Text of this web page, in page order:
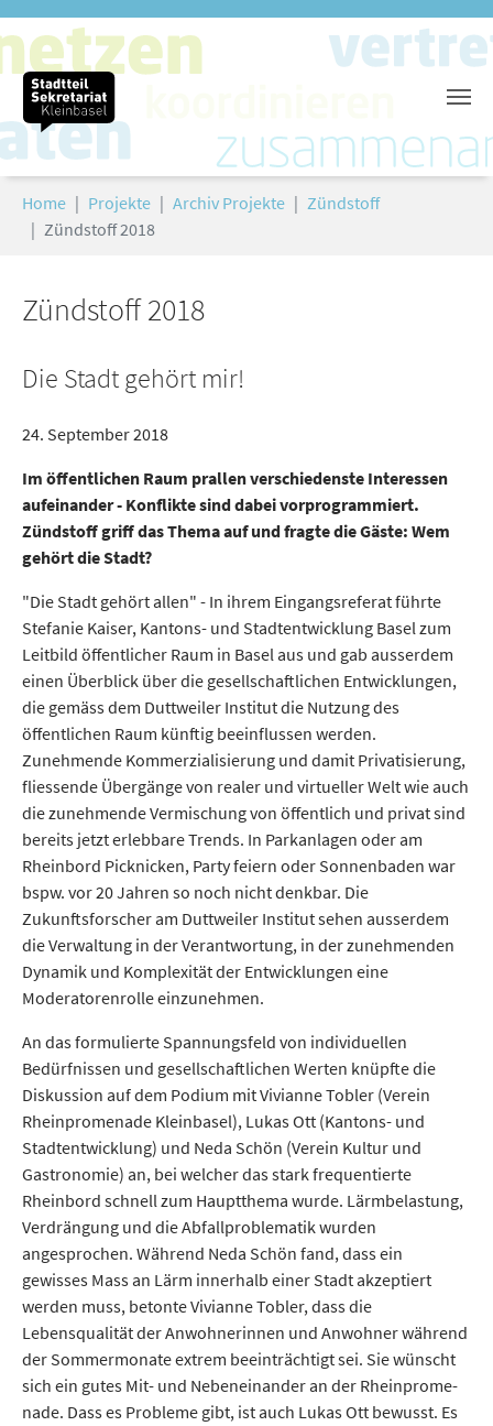
Zum Hauptinhalt springen
Home Projekte Archiv Projekte
Zündstoff
Zündstoff 2018
Zündstoff 2018
Die Stadt gehört mir!
24. September 2018
Im öffentlichen Raum prallen verschiedenste Interessen
aufeinander - Konflikte sind dabei vorprogrammiert.
Zündstoff griff das Thema auf und fragte die Gäste: Wem
gehört die Stadt?
"Die Stadt gehört allen" - In ihrem Eingangsreferat führte
Stefanie Kaiser, Kantons- und Stadt­ent­wick­lung Basel zum
Leitbild öffentlicher Raum in Basel aus und gab ausserdem
einen Überblick über die gesellschaftlichen Entwicklungen,
die gemäss dem Duttweiler Institut die Nutzung des
öffentlichen Raum künftig beeinflussen werden.
Zunehmende Kommerzialisierung und damit Privatisierung,
fliessende Übergänge von realer und virtueller Welt wie auch
die zunehmende Vermischung von öffentlich und privat sind
bereits jetzt erlebbare Trends. In Park­an­la­gen oder am
Rheinbord Picknicken, Party feiern oder Sonnenbaden war
bspw. vor 20 Jahren so noch nicht denkbar. Die
Zukunftsforscher am Duttweiler Institut sehen ausserdem
die Verwaltung in der Verantwortung, in der zunehmenden
Dynamik und Komplexität der Entwicklungen eine
Moderatorenrolle einzunehmen.
An das formulierte Spannungsfeld von individuellen
Bedürfnissen und gesellschaftlichen Werten knüpfte die
Diskussion auf dem Podium mit Vivianne Tobler (Verein
Rhein­pro­me­na­de Kleinbasel), Lukas Ott (Kantons- und
Stadt­ent­wick­lung) und Neda Schön (Verein Kultur und
Gastronomie) an, bei welcher das stark frequentierte
Rheinbord schnell zum Hauptthema wurde. Lärmbelastung,
Verdrängung und die Abfallproblematik wurden
angesprochen. Während Neda Schön fand, dass ein
gewisses Mass an Lärm innerhalb einer Stadt akzeptiert
werden muss, betonte Vivianne Tobler, dass die
Lebensqualität der Anwohnerinnen und Anwohner während
der Sommermonate extrem beeinträchtigt sei. Sie wünscht
sich ein gutes Mit- und Nebeneinander an der Rhein­pro­me­
na­de. Dass es Probleme gibt, ist auch Lukas Ott bewusst. Es